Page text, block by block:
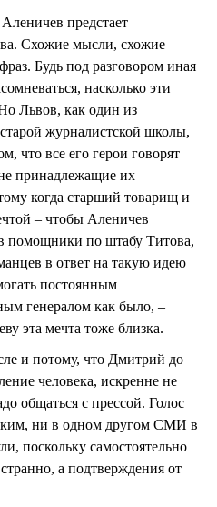
предстает
Схожие мысли, схожие
Будь под разговором иная
насколько эти
Львов, как один из
журналистской школы,
что все его герои говорят
принадлежащие их
когда старший товарищ и
– чтобы Аленичев
помощники по штабу Титова,
в ответ на такую идею
постоянным
генералом как было, –
эта мечта тоже близка.
и потому, что Дмитрий до
человека, искренне не
общаться с прессой. Голос
ни в одном другом СМИ в
поскольку самостоятельно
а подтверждения от